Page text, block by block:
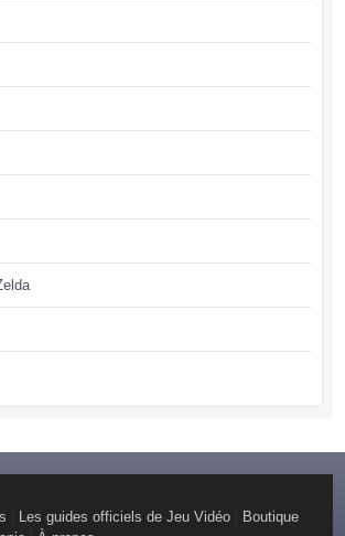
Les guides officiels de Jeu Vidéo
Boutique